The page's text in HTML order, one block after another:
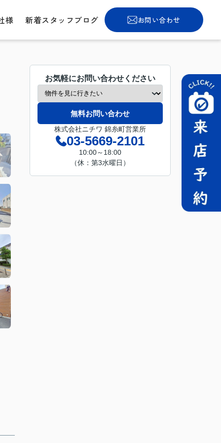
様 新着スタッフブログ お問い合わせ
お気軽にお問い合わせください
無料お問い合わせ
株式会社ニチワ 錦糸町営業所
03-5669-2101
10:00～18:00
（休：第3水曜日）